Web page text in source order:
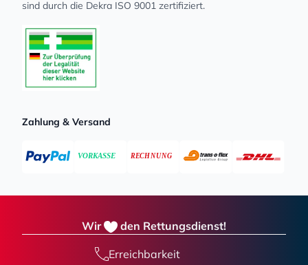
sind durch die Dekra ISO 9001 zertifiziert.
Zahlung & Versand
Wir den Rettungsdienst!
Erreichbarkeit